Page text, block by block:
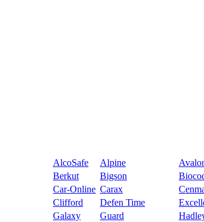
AlcoSafe Alpine
Berkut Bigson
Car-Online Carax
Clifford Defen Time
Galaxy Guard